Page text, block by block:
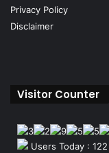
Privacy Policy
Disclaimer
Visitor Counter
Users Today : 122